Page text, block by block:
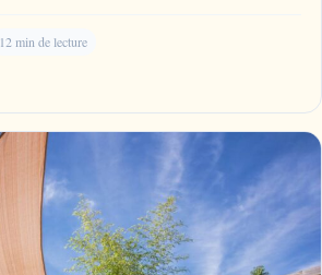
12 min de lecture